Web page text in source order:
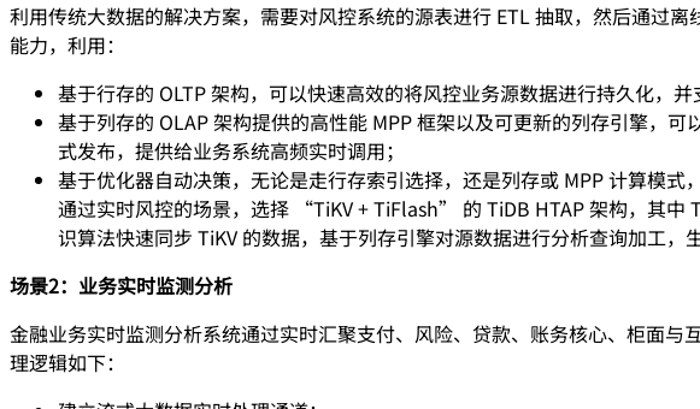
利用传统大数据的解决方案，需要对风控系统的源表进行 ETL 抽取，然后通过
能力，利用：
基于行存的 OLTP 架构，可以快速高效的将风控业务源数据进行持久化，并
基于列存的 OLAP 架构提供的高性能 MPP 框架以及可更新的列存引擎，
式发布，提供给业务系统高频实时调用；
基于优化器自动决策，无论是走行存索引选择，还是列存或 MPP 计算模
通过实时风控的场景，选择 “TiKV + TiFlash” 的 TiDB HTAP 架构，其中
识算法快速同步 TiKV 的数据，基于列存引擎对源数据进行分析查询加工
场景2：业务实时监测分析
金融业务实时监测分析系统通过实时汇聚支付、风险、贷款、账务核心、柜面
理逻辑如下：